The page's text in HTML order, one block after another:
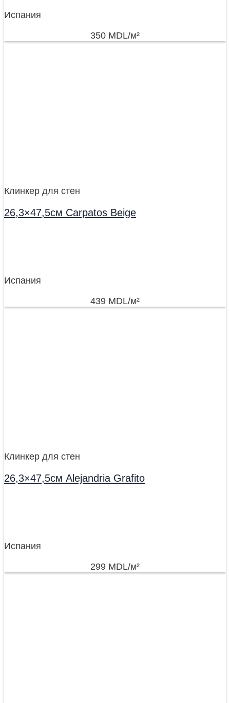
Испания
350 MDL/м²
Клинкер для стен
26,3×47,5см Carpatos Beige
Испания
439 MDL/м²
Клинкер для стен
26,3×47,5см Alejandria Grafito
Испания
299 MDL/м²